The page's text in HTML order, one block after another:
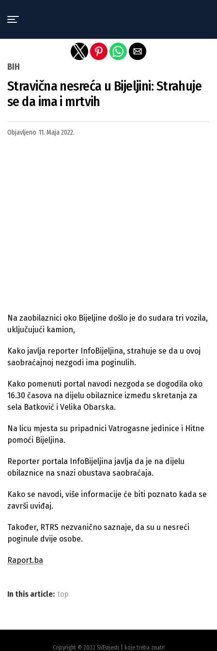
BIH
Stravična nesreća u Bijeljini: Strahuje
se da ima i mrtvih
Objavljeno 11. Maja 2022.
Na zaobilaznici oko Bijeljine došlo je do sudara tri vozila,
uključujući kamion,
Kako javlja reporter InfoBijeljina, strahuje se da u ovoj
saobraćajnoj nezgodi ima poginulih.
Kako pomenuti portal navodi nezgoda se dogodila oko
16.30 časova na dijelu obilaznice između skretanja za
sela Batković i Velika Obarska.
Na licu mjesta su pripadnici Vatrogasne jedinice i Hitne
pomoći Bijeljina.
Reporter portala InfoBijeljina javlja da je na dijelu
obilaznice na snazi obustava saobraćaja.
Kako se navodi, više informacije će biti poznato kada se
završi uviđaj.
Također, RTRS nezvanično saznaje, da su u nesreći
poginule dvije osobe.
Raport.ba
In this article: top
Copyright © 2022 SVEvijesti | koje treba znati!